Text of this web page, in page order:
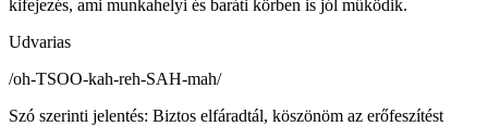
kifejezés, ami munkahelyi és baráti körben is jól működik.
Udvarias
/oh-TSOO-kah-reh-SAH-mah/
Szó szerinti jelentés: Biztos elfáradtál, köszönöm az erőfeszítést